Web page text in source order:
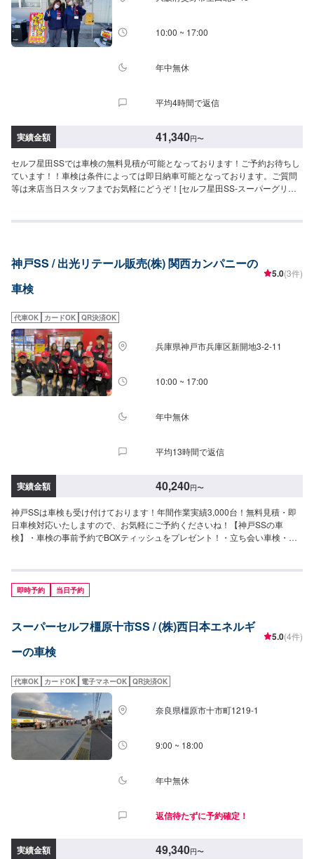
10:00 ~ 17:00
年中無休
平均4時間で返信
実績金額 41,340円〜
セルフ星田SSでは車検の無料見積が可能となっております！ご予約お待ちし
ています！！車検は条件によっては即日納車可能となっております。ご質問
等は来店当日スタッフまでお気軽にどうぞ！[セルフ星田SS-スーパーグリー
シュ２０箱プレゼント・撥水洗車実施※一般価格よりの値引きとなります。≪
動車(〜1,000kg)-ー（ライズ,コルトなど）車検基本料15,000円各種法定料金
合計36,250円-----------------------------------------→[合計]51,250円-中型自動車
(1,001〜1,500kg)-ー（インプレッサ,アテンザなど）車検基本料15,000円各種
自動車(1,501〜2,000kg)-ー（レクサスLC,セレナなど）車検基本料15,000円
各種法定料金合計52,750円-----------------------------------------→[合計]67,750円≪
支払い方法について≫車検基本料については、クレジット・PayPay使用でき
ます。≪注意事項≫・記載してある車種はあくまで一例です（グレード等に
よっては一つ上の価格である場合がございます）・車種や初度登録年月から
の年数によって費用が変わります・修理・交換等が必要な場合は、別途費用
がかかります・4WDは＋4,400円
神戸SS / 出光リテール販売(株) 関西カンパニーの
車検
5.0(3件)
代車OK カードOK QR決済OK
兵庫県神戸市兵庫区新開地3-2-11
10:00 ~ 17:00
年中無休
平均13時間で返信
実績金額 40,240円〜
神戸SSは車検も受け付けております！年間作業実績3,000台！無料見積・即
日車検対応いたしますので、お気軽にご予約くださいね！【神戸SSの車
検】・車検の事前予約でBOXティッシュをプレゼント！・立ち会い車検・輸
各種法定料金⚫︎トラック（ダブルタイヤ）車検基本料25,300円＋各種法定料
金※注意事項※・追加交換等必要な場合は、別途お見積もりご請求させていた
だきます。・各種法定費用は、車種や車両重量によって変動いたします。
即時予約 当日予約
スーパーセルフ橿原十市SS / (株)西日本エネルギ
ーの車検
5.0(4件)
代車OK カードOK 電子マネーOK QR決済OK
奈良県橿原市十市町1219-1
9:00 ~ 18:00
年中無休
返信待たずに予約確定！
実績金額 49,340円〜